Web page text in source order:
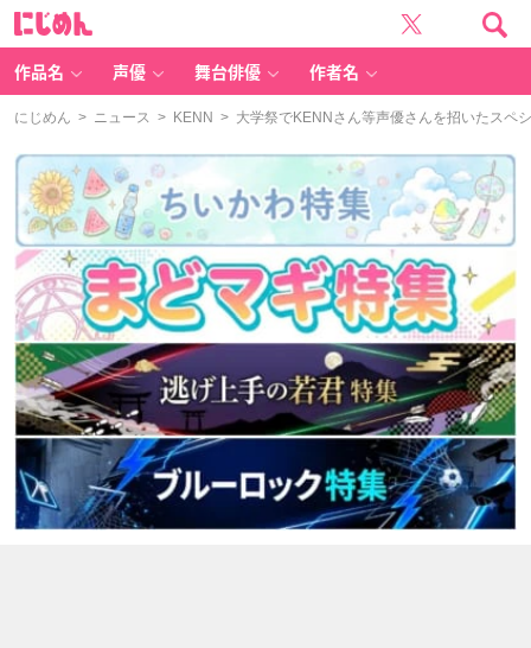
作品名 声優 舞台俳優 作者名
にじめん > ニュース > KENN > 大学祭でKENNさん等声優さんを招いたスペ